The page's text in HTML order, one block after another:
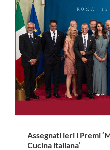
Assegnati ieri i Premi
Cucina Italiana’